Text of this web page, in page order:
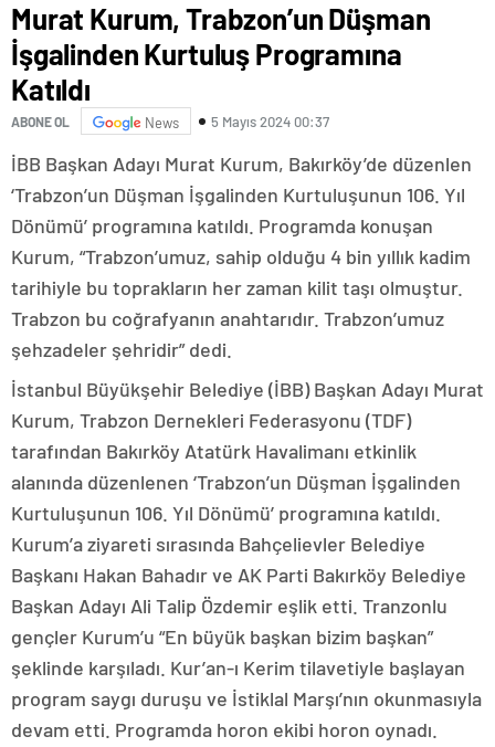
Murat Kurum, Trabzon’un Düşman
İşgalinden Kurtuluş Programına
Katıldı
ABONE OL News 5 Mayıs 2024 00:37
İBB Başkan Adayı Murat Kurum, Bakırköy’de düzenlen
‘Trabzon’un Düşman İşgalinden Kurtuluşunun 106. Yıl
Dönümü’ programına katıldı. Programda konuşan
Kurum, “Trabzon’umuz, sahip olduğu 4 bin yıllık kadim
tarihiyle bu toprakların her zaman kilit taşı olmuştur.
Trabzon bu coğrafyanın anahtarıdır. Trabzon’umuz
şehzadeler şehridir” dedi.
İstanbul Büyükşehir Belediye (İBB) Başkan Adayı Murat
Kurum, Trabzon Dernekleri Federasyonu (TDF)
tarafından Bakırköy Atatürk Havalimanı etkinlik
alanında düzenlenen ‘Trabzon’un Düşman İşgalinden
Kurtuluşunun 106. Yıl Dönümü’ programına katıldı.
Kurum’a ziyareti sırasında Bahçelievler Belediye
Başkanı Hakan Bahadır ve AK Parti Bakırköy Belediye
Başkan Adayı Ali Talip Özdemir eşlik etti. Tranzonlu
gençler Kurum’u “En büyük başkan bizim başkan”
şeklinde karşıladı. Kur’an-ı Kerim tilavetiyle başlayan
program saygı duruşu ve İstiklal Marşı’nın okunmasıyla
devam etti. Programda horon ekibi horon oynadı.